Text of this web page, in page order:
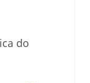
do